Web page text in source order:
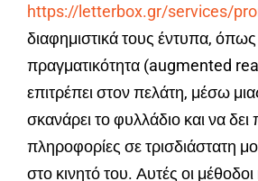
https://letterbox.gr/services/
διαφημιστικά τους έντυπα,
πραγματικότητα (augmented
επιτρέπει στον πελάτη, μέσω
σκανάρει το φυλλάδιο και να δει
πληροφορίες σε τρισδιάστατη
στο κινητό του. Αυτές οι